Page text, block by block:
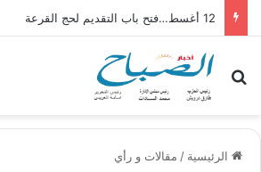
12 أغسط…فتح باب التقديم لحج القرعة
بحث عن
الرئيسية / مقالات و رأي